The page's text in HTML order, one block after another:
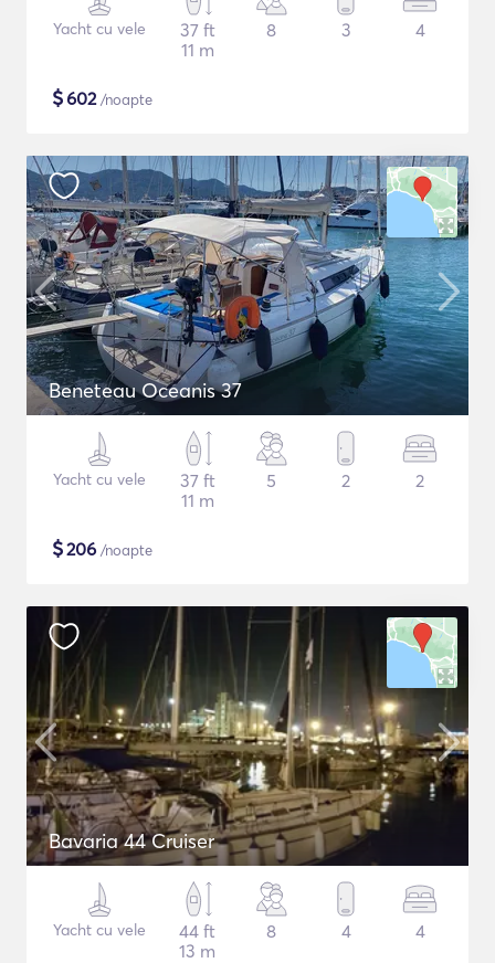
Yacht cu vele
37 ft
11 m
8 3 4
$602/noapte
Beneteau Oceanis 37
Yacht cu vele
37 ft
11 m
5 2 2
$206 /noapte
Bavaria 44 Cruiser
Yacht cu vele
44 ft
13 m
8 4 4